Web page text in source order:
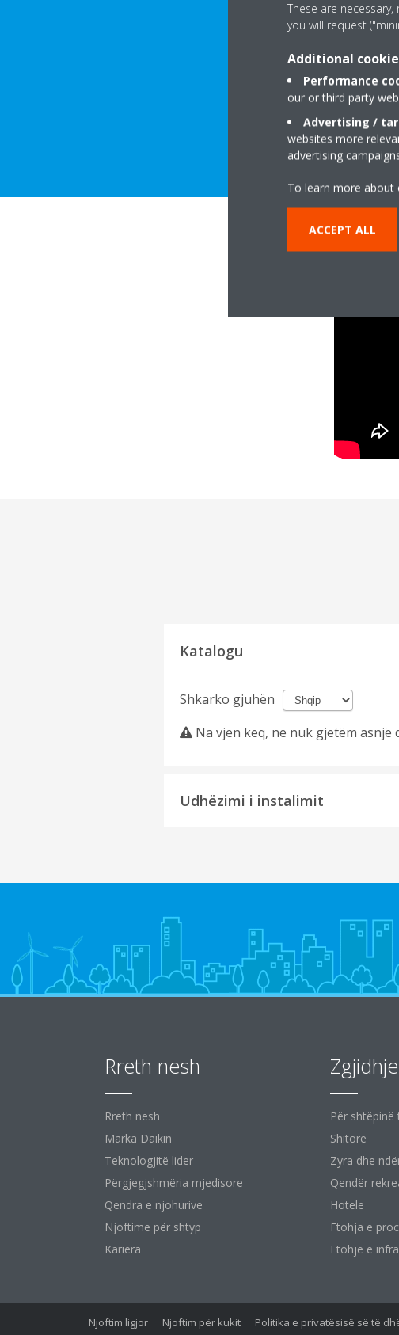
SHKARKO DETAJET
Katalogu
Shkarko gjuhën
Na vjen keq, ne nuk gjetëm
Udhëzimi i instalimit
Rreth nesh
Rreth nesh
Marka Daikin
Teknologjitë lider
Përgjegjshmëria mjedisore
Qendra e njohurive
Njoftime për shtyp
Kariera
Zgjidhje
Për shtëpinë
Shitore
Zyra dhe
Qendër
Hotele
Ftohja e
Ftohje e
Njoftim ligjor Njoftim për kukit Politika e privatësisë së të
These are
you will request
Additional
Performance
our or third party
Advertising /
websites more
advertising
To learn more about
ACCEPT ALL